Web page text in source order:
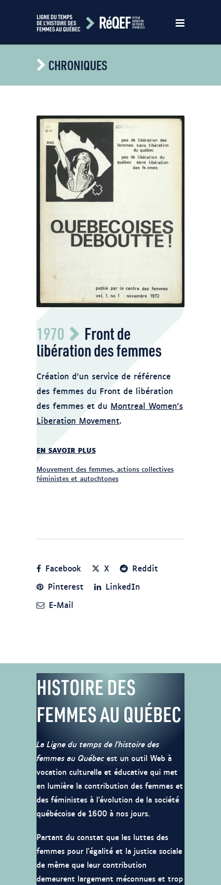
CHRONIQUES
QUEBECOISES DEBOUTTE!
1970 Front de
libération des femmes
Création d’un service de référence
des femmes du Front de libération
des femmes et du Montreal Women’s
Liberation Movement.
EN SAVOIR PLUS
Mouvement des femmes, actions collectives
féministes et autochtones
Facebook X
Reddit
Pinterest
LinkedIn
E-Mail
HISTOIRE DES
FEMMES AU QUÉBEC
La Ligne du temps de l’histoire des
femmes au Québec est un outil Web à
vocation culturelle et éducative qui met
en lumière la contribution des femmes et
des féministes à l’évolution de la société
québécoise de 1600 à nos jours.
Partant du constat que les luttes des
femmes pour l’égalité et la justice sociale
de même que leur contribution
demeurent largement méconnues et trop